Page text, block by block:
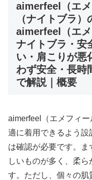
aimerfeel（エ
（ナイトブラ）
aimerfeel（エメ
ナイトブラ・安
い・肩こりが悪
わず安全・長時
で解説｜概要
aimerfeel（エメフィ
適に着用できるよう設
は確認が必要です。
しいものが多く、柔
す。ただし、個々の肌